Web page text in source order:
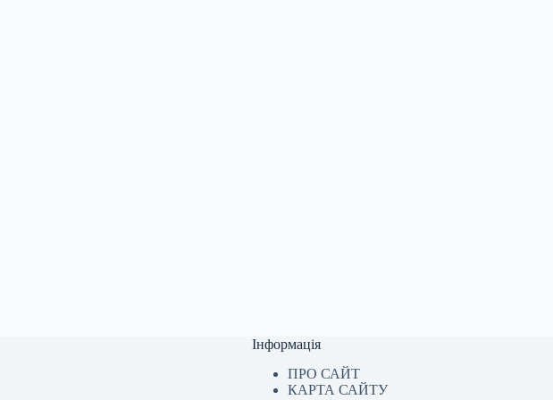
Інформація
ПРО САЙТ
КАРТА САЙТУ